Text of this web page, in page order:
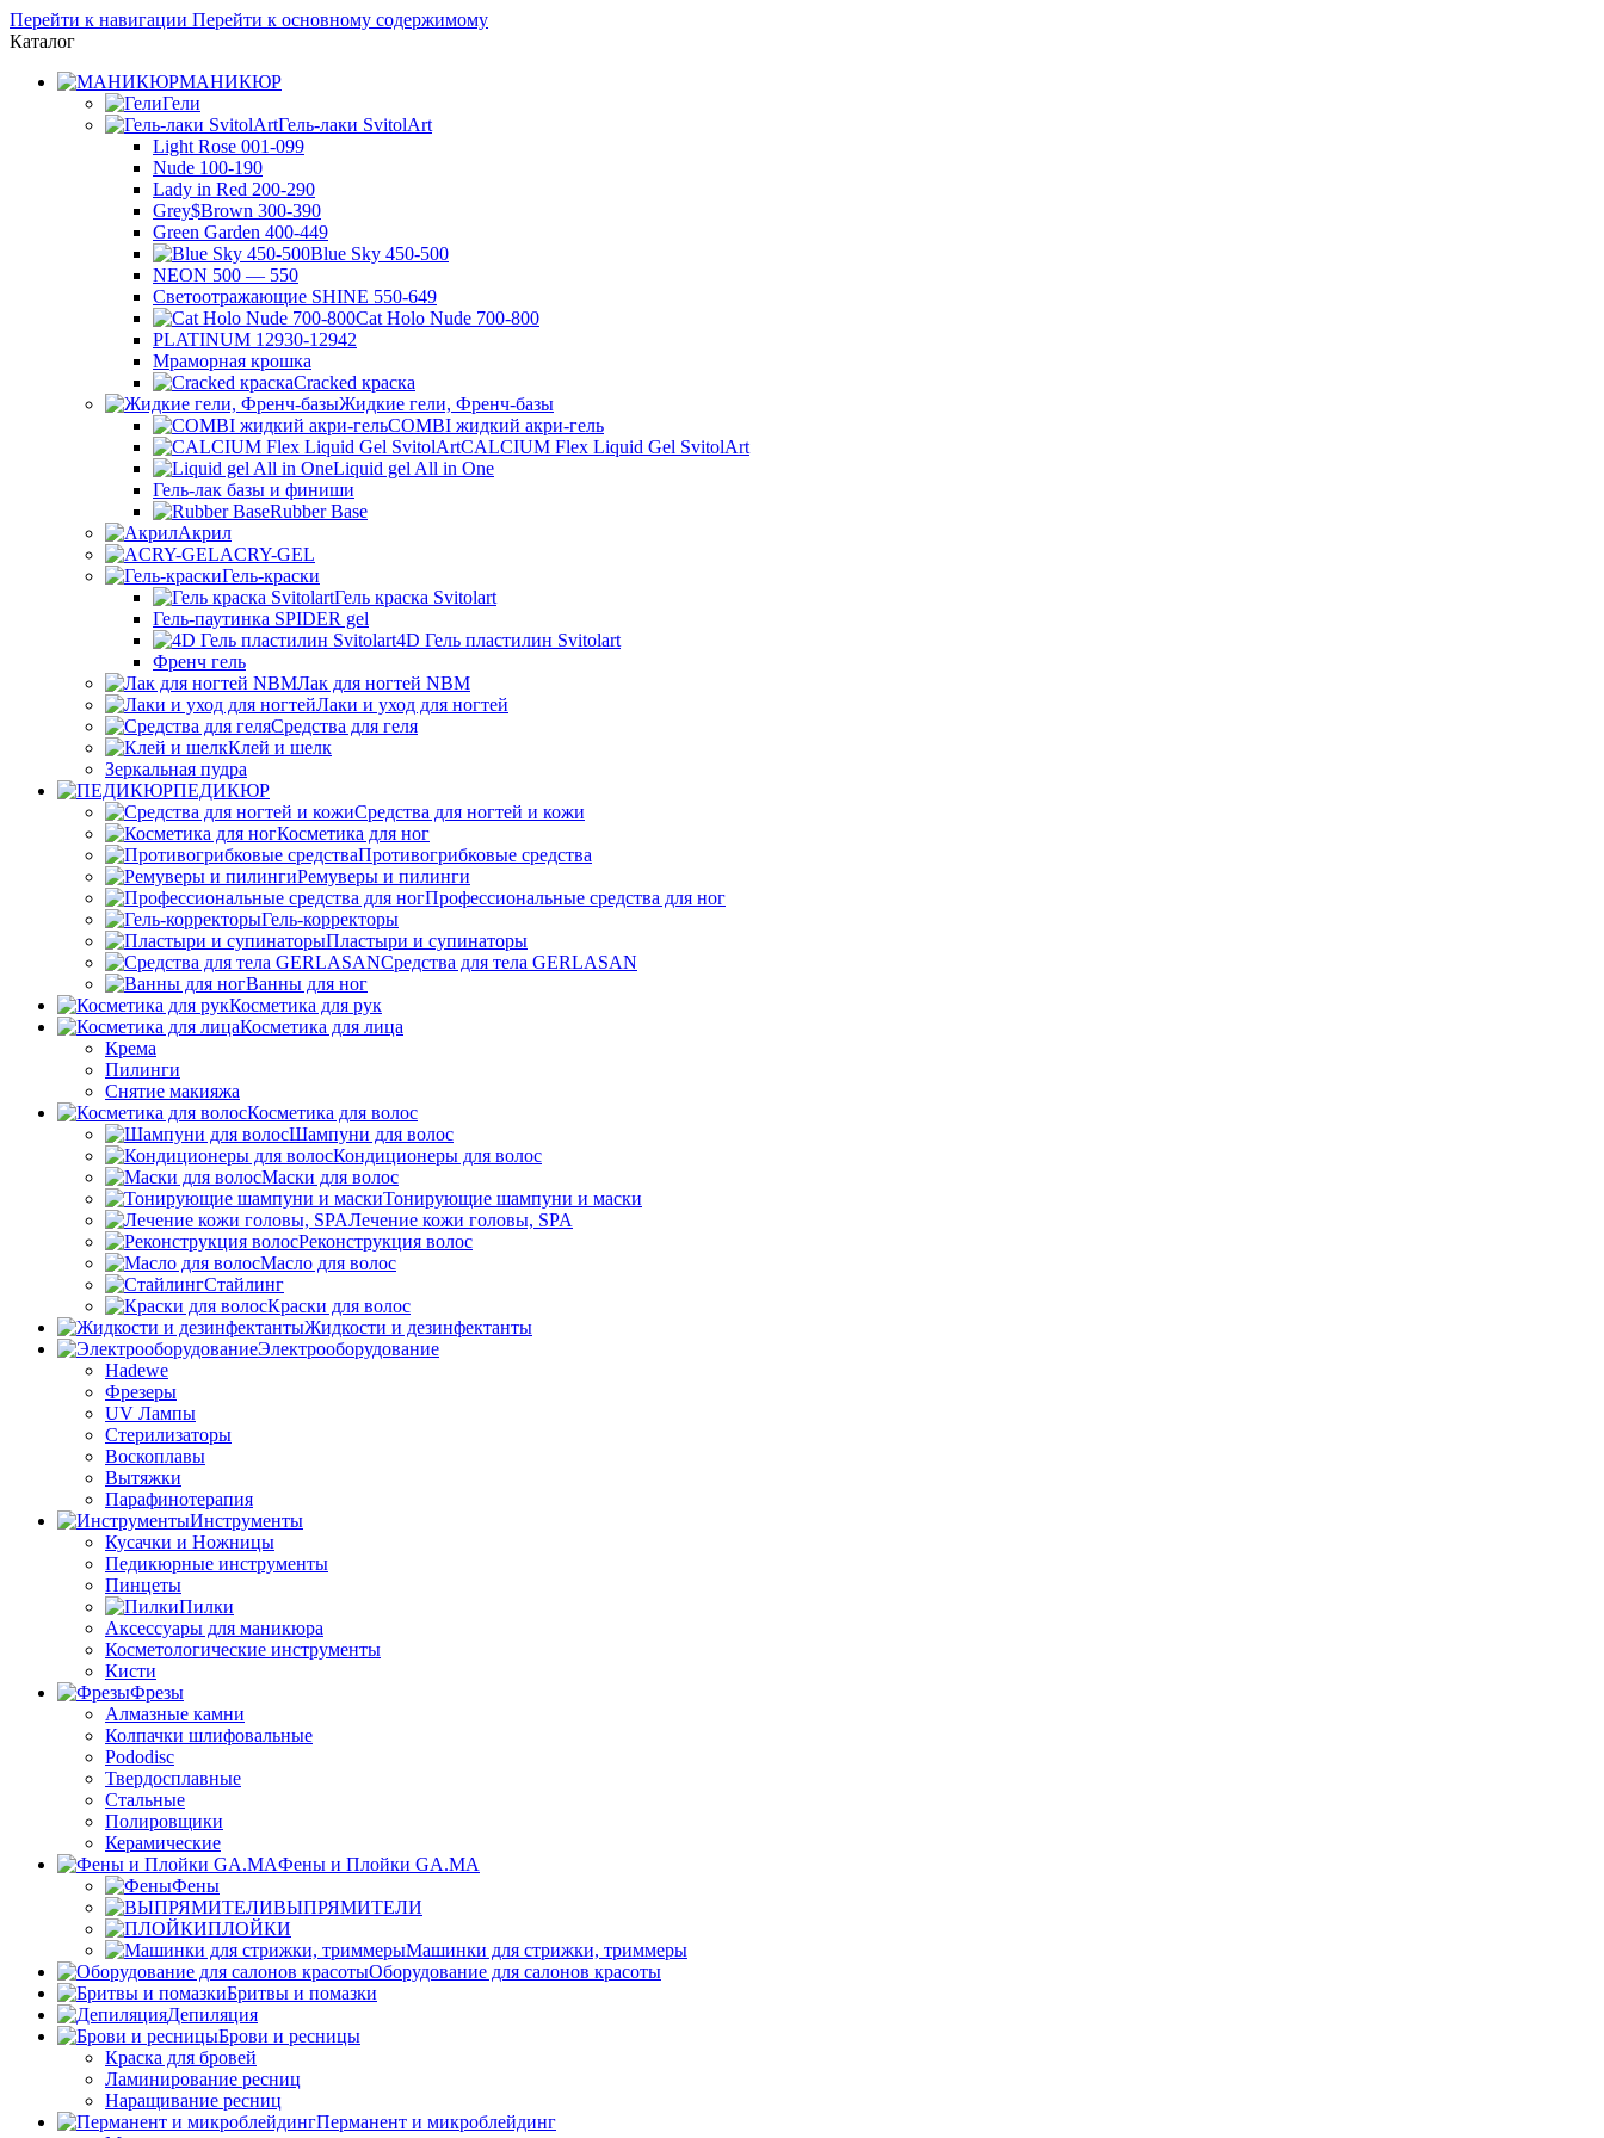
Перейти к навигации Перейти к основному содержимому
Каталог
МАНИКЮР
Гели
Гель-лаки SvitolArt
Light Rose 001-099
Nude 100-190
Lady in Red 200-290
Grey$Brown 300-390
Green Garden 400-449
Blue Sky 450-500
NEON 500 — 550
Светоотражающие SHINE 550-649
Cat Holo Nude 700-800
PLATINUM 12930-12942
Мраморная крошка
Cracked краска
Жидкие гели, Френч-базы
COMBI жидкий акри-гель
CALCIUM Flex Liquid Gel SvitolArt
Liquid gel All in One
Гель-лак базы и финиши
Rubber Base
Акрил
ACRY-GEL
Гель-краски
Гель краска Svitolart
Гель-паутинка SPIDER gel
4D Гель пластилин Svitolart
Френч гель
Лак для ногтей NBM
Лаки и уход для ногтей
Средства для геля
Клей и шелк
Зеркальная пудра
ПЕДИКЮР
Средства для ногтей и кожи
Косметика для ног
Противогрибковые средства
Ремуверы и пилинги
Профессиональные средства для ног
Гель-корректоры
Пластыри и супинаторы
Средства для тела GERLASAN
Ванны для ног
Косметика для рук
Косметика для лица
Крема
Пилинги
Снятие макияжа
Косметика для волос
Шампуни для волос
Кондиционеры для волос
Маски для волос
Тонирующие шампуни и маски
Лечение кожи головы, SPA
Реконструкция волос
Масло для волос
Стайлинг
Краски для волос
Жидкости и дезинфектанты
Электрооборудование
Hadewe
Фрезеры
UV Лампы
Стерилизаторы
Воскоплавы
Вытяжки
Парафинотерапия
Инструменты
Кусачки и Ножницы
Педикюрные инструменты
Пинцеты
Пилки
Аксессуары для маникюра
Косметологические инструменты
Кисти
Фрезы
Алмазные камни
Колпачки шлифовальные
Pododisc
Твердосплавные
Стальные
Полировщики
Керамические
Фены и Плойки GA.MA
Фены
ВЫПРЯМИТЕЛИ
ПЛОЙКИ
Машинки для стрижки, триммеры
Оборудование для салонов красоты
Бритвы и помазки
Депиляция
Брови и ресницы
Краска для бровей
Ламинирование ресниц
Наращивание ресниц
Перманент и микроблейдинг